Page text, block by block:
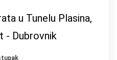
u Tunelu Plasina,
- Dubrovnik